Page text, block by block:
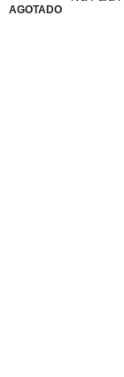
AGOTADO